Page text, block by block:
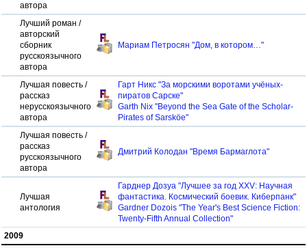
автора
Лучший роман /
авторский
сборник
русскоязычного
автора
Мариам Петросян "Дом, в котором…"
Лучшая повесть /
рассказ
нерусскоязычного
автора
Гарт Никс "За морскими воротами учёных-
пиратов Сарске"
Garth Nix "Beyond the Sea Gate of the Scholar-
Pirates of Sarsköe"
Лучшая повесть /
рассказ
русскоязычного
автора
Дмитрий Колодан "Время Бармаглота"
Лучшая
антология
Гарднер Дозуа "Лучшее за год XXV: Научная
фантастика. Космический боевик. Киберпанк"
Gardner Dozois "The Year's Best Science Fiction:
Twenty-Fifth Annual Collection"
2009